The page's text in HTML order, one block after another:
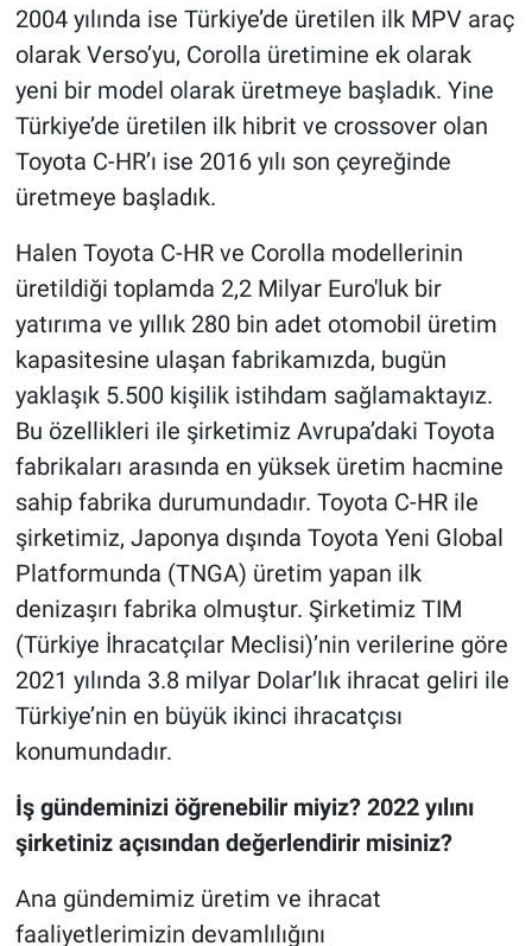
2004 yılında ise Türkiye’de üretilen ilk MPV araç
olarak Verso’yu, Corolla üretimine ek olarak
yeni bir model olarak üretmeye başladık. Yine
Türkiye’de üretilen ilk hibrit ve crossover olan
Toyota C-HR’ı ise 2016 yılı son çeyreğinde
üretmeye başladık.
Halen Toyota C-HR ve Corolla modellerinin
üretildiği toplamda 2,2 Milyar Euro'luk bir
yatırıma ve yıllık 280 bin adet otomobil üretim
kapasitesine ulaşan fabrikamızda, bugün
yaklaşık 5.500 kişilik istihdam sağlamaktayız.
Bu özellikleri ile şirketimiz Avrupa’daki Toyota
fabrikaları arasında en yüksek üretim hacmine
sahip fabrika durumundadır. Toyota C-HR ile
şirketimiz, Japonya dışında Toyota Yeni Global
Platformunda (TNGA) üretim yapan ilk
denizaşırı fabrika olmuştur. Şirketimiz TIM
(Türkiye İhracatçılar Meclisi)’nin verilerine göre
2021 yılında 3.8 milyar Dolar’lık ihracat geliri ile
Türkiye’nin en büyük ikinci ihracatçısı
konumundadır.
İş gündeminizi öğrenebilir miyiz? 2022 yılını
şirketiniz açısından değerlendirir misiniz?
Ana gündemimiz üretim ve ihracat
faaliyetlerimizin devamlılığını